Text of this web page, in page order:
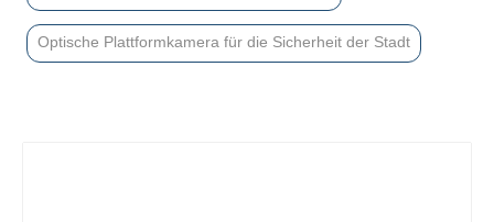
Optische Plattformkamera für die Sicherheit der Stadt